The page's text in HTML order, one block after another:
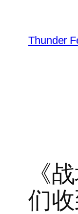
Thunder
《
们